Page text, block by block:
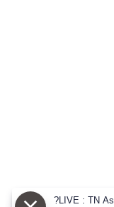
?LIVE : TN